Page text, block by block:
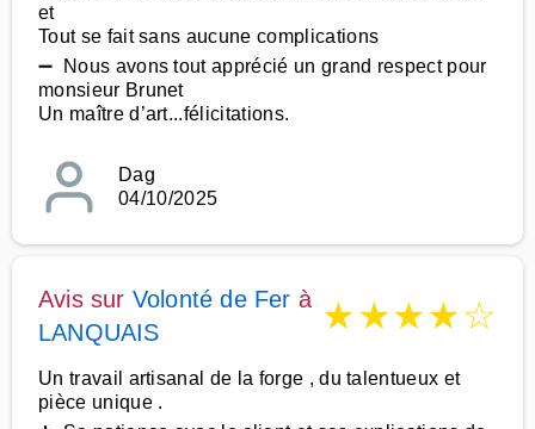
et
Tout se fait sans aucune complications
➖ Nous avons tout apprécié un grand respect pour
monsieur Brunet
Un maître d’art...félicitations.
Dag
04/10/2025
Avis sur Volonté de Fer à
LANQUAIS
★★★★☆
Un travail artisanal de la forge , du talentueux et
pièce unique .